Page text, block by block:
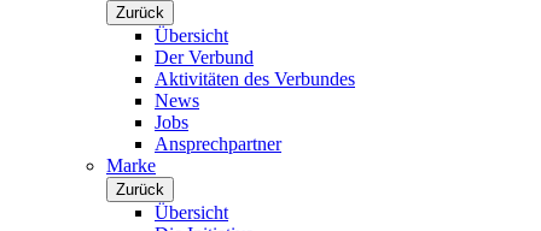
Zurück
Übersicht
Der Verbund
Aktivitäten des Verbundes
News
Jobs
Ansprechpartner
Marke
Zurück
Übersicht